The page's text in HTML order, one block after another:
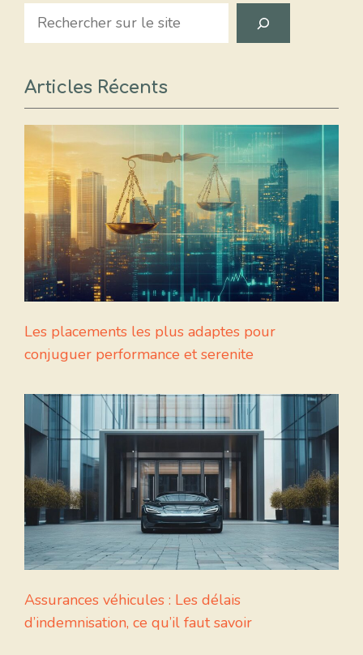
Search
Articles Récents
Les placements les plus adaptes pour
conjuguer performance et serenite
Assurances véhicules : Les délais
d’indemnisation, ce qu’il faut savoir